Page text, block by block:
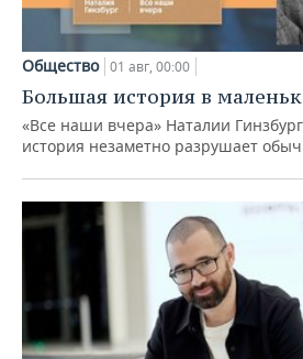
Общество 01 авг, 00:00
Большая история в
«Все наши вчера» Наталии
история незаметно разрушает